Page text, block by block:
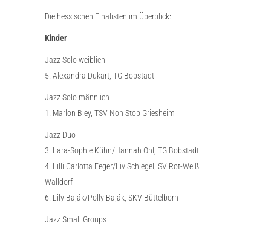
Die hessischen Finalisten im Überblick:
Kinder
Jazz Solo weiblich
5. Alexandra Dukart, TG Bobstadt
Jazz Solo männlich
1. Marlon Bley, TSV Non Stop Griesheim
Jazz Duo
3. Lara-Sophie Kühn/Hannah Ohl, TG Bobstadt
4. Lilli Carlotta Feger/Liv Schlegel, SV Rot-Weiß
Walldorf
6. Lily Baják/Polly Baják, SKV Büttelborn
Jazz Small Groups